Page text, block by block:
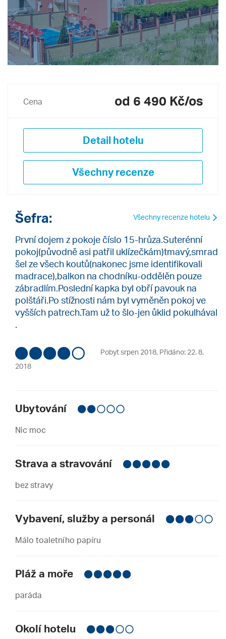
Cena od 6 490 Kč/os
Detail hotelu
Všechny recenze
Všechny recenze hotelu
Šefra:
První dojem z pokoje číslo 15-hrůza.Suterénní
pokoj(původně asi patřil uklízečkám)tmavý,smrad
šel ze všech koutů(nakonec jsme identifikovali
madrace),balkon na chodníku-oddělěn pouze
zábradlím.Poslední kapka byl obří pavouk na
polštáři.Po stížnosti nám byl vyměněn pokoj ve
vyšších patrech.Tam už to šlo-jen ůklid pokulhával
.
Pobyt srpen 2018, Přidáno: 22. 8.
2018
Ubytování
Nic moc
Strava a stravování
bez stravy
Vybavení, služby a personál
Málo toaletního papíru
Pláž a moře
paráda
Okolí hotelu